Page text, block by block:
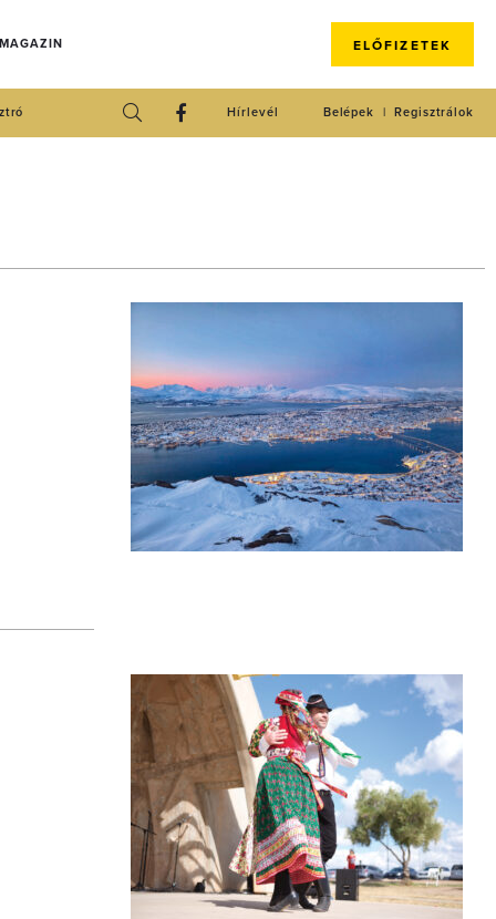
ELŐFIZETEK
Regisztrálok
Belépek
Hírlevél